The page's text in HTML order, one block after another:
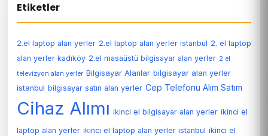
Etiketler
2.el laptop alan yerler 2.el laptop alan yerler istanbul 2. el laptop
alan yerler kadıköy 2.el masaüstü bilgisayar alan yerler 2.el
televizyon alan yerler Bilgisayar Alanlar bilgisayar alan yerler
istanbul bilgisayar satın alan yerler Cep Telefonu Alım Satım
Cihaz Alımı ikinci el bilgisayar alan yerler ikinci el
laptop alan yerler ikinci el laptop alan yerler istanbul ikinci el